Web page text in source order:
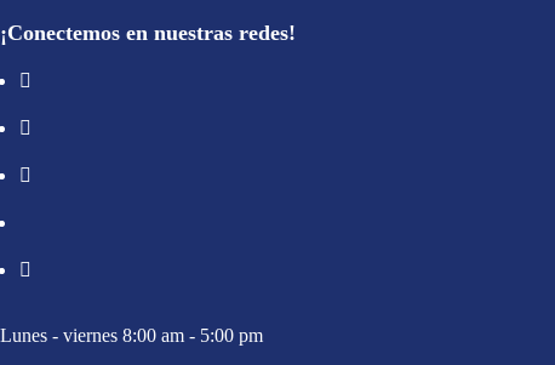
¡Conectemos en nuestras redes!
Lunes - viernes 8:00 am - 5:00 pm